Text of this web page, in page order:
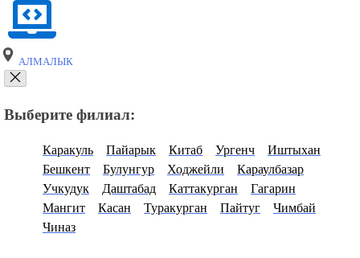
АЛМАЛЫК
Выберите филиал:
Каракуль Пайарык Китаб Ургенч
Иштыхан
Бешкент
Булунгур Ходжейли
Караулбазар
Учкудук
Даштабад Каттакурган
Гагарин
Мангит
Касан Туракурган Пайтуг
Чимбай
Чиназ